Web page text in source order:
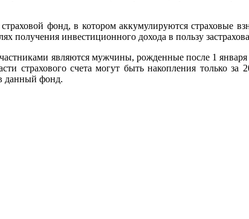
фонд, в котором аккумулируются страховые
получения инвестиционного дохода в пользу
являются мужчины, рожденные после 1
страхового счета могут быть накопления только за
данный фонд.